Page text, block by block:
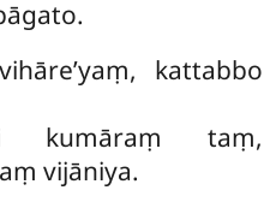
kattabbo
kumāraṃ taṃ,
vijāniya.